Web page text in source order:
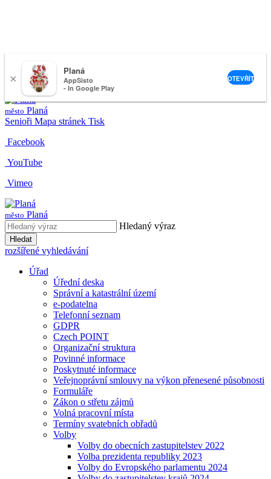
nemeckova@muplana.cz
město Planá
Senioři Mapa stránek Tisk
Facebook
YouTube
Vimeo
město Planá
Hledaný výraz
Hledat
rozšířené vyhledávání
Úřad
Úřední deska
Správní a katastrální území
e-podatelna
Telefonní seznam
GDPR
Czech POINT
Organizační struktura
Povinné informace
Poskytnuté informace
Veřejnoprávní smlouvy na výkon přenesené působnosti
Formuláře
Zákon o střetu zájmů
Volná pracovní místa
Termíny svatebních obřadů
Volby
Volby do obecních zastupitelstev 2022
Volba prezidenta republiky 2023
Volby do Evropského parlamentu 2024
×
Planá
AppSisto
- In Google Play
OTEVŘÍT